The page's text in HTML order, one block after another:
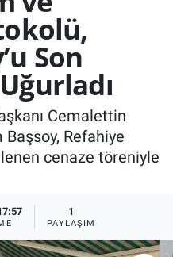
Son
Cemalettin
Başsoy, Refahiye
cenaze töreniyle
1
PAYLAŞIM